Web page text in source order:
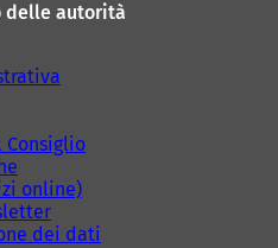
delle autorità
online)
dei dati